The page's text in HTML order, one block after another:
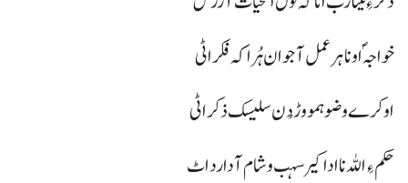
خواجہؐ اونا ہر عمل آ جوان ہُراکہ فکر اٹی
او کرے وضو ہمو وڑ دُن سلیسک ذکر اٹی
حکم ءِ اللہ نا ادا کیر سہب و شام آ دا رد اٹ